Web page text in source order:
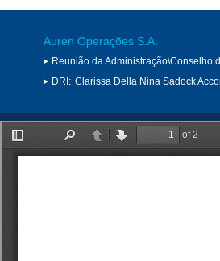
Auren Operações S.A.
Reunião da Administração\Conselho
DRI: Clarissa Della Nina Sadock